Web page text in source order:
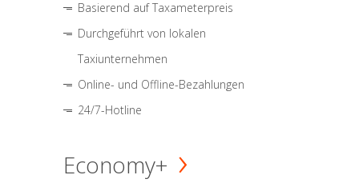
Basierend auf Taxameterpreis
Durchgeführt von lokalen
Taxiunternehmen
Online- und Offline-Bezahlungen
24/7-Hotline
Economy+